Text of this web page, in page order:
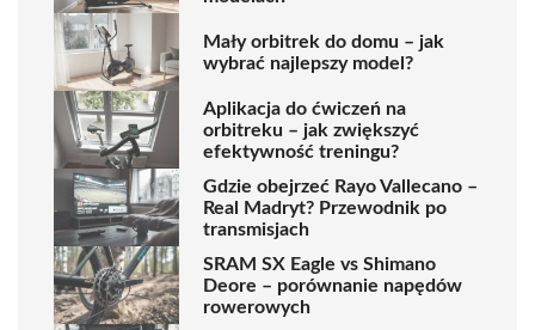
Mały orbitrek do domu – jak
wybrać najlepszy model?
Aplikacja do ćwiczeń na
orbitreku – jak zwiększyć
efektywność treningu?
Gdzie obejrzeć Rayo Vallecano –
Real Madryt? Przewodnik po
transmisjach
SRAM SX Eagle vs Shimano
Deore – porównanie napędów
rowerowych